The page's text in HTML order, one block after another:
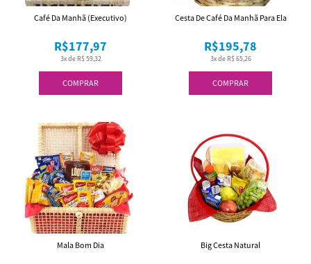
COMPRAR
3x de R$ 59,32
R$177,97
Café Da Manhã (Executivo)
COMPRAR
3x de R$ 65,26
R$195,78
Cesta De Café Da Manhã Para Ela
Mala Bom Dia Big Cesta Natural